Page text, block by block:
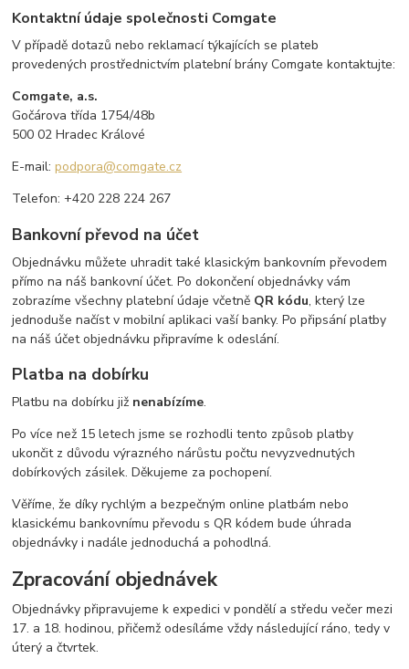
Kontaktní údaje společnosti Comgate
V případě dotazů nebo reklamací týkajících se plateb
provedených prostřednictvím platební brány Comgate kontaktujte:
Comgate, a.s.
Gočárova třída 1754/48b
500 02 Hradec Králové
E-mail:podpora@comgate.cz
Telefon: +420 228 224 267
Bankovní převod na účet
Objednávku můžete uhradit také klasickým bankovním převodem
přímo na náš bankovní účet. Po dokončení objednávky vám
zobrazíme všechny platební údaje včetně QR kódu, který lze
jednoduše načíst v mobilní aplikaci vaší banky. Po připsání platby
na náš účet objednávku připravíme k odeslání.
Platba na dobírku
Platbu na dobírku již nenabízíme.
Po více než 15 letech jsme se rozhodli tento způsob platby
ukončit z důvodu výrazného nárůstu počtu nevyzvednutých
dobírkových zásilek. Děkujeme za pochopení.
Věříme, že díky rychlým a bezpečným online platbám nebo
klasickému bankovnímu převodu s QR kódem bude úhrada
objednávky i nadále jednoduchá a pohodlná.
Zpracování objednávek
Objednávky připravujeme k expedici v pondělí a středu večer mezi
17. a 18. hodinou, přičemž odesíláme vždy následující ráno, tedy v
úterý a čtvrtek.